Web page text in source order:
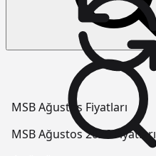
MSB Ağustos Fiyatları
MSB Ağustos 2026